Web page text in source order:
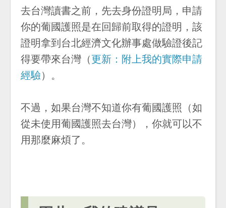
去台灣讀書之前，先去身份證明局，申請
你的葡國護照是在回歸前取得的證明，該
證明拿到台北經濟文化辦事處做驗證後記
得要帶來台灣（更新：附上我的實際申請
經驗）。
不過，如果台灣不知道你有葡國護照（如
從未使用葡國護照去台灣），你就可以不
用那麼麻煩了。